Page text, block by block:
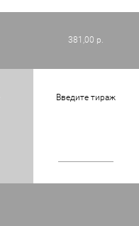
381,00 р.
Введите тираж